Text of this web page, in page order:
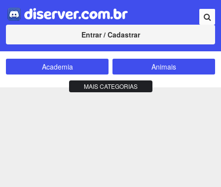
Entrar / Cadastrar
Academia
Animais
MAIS CATEGORIAS